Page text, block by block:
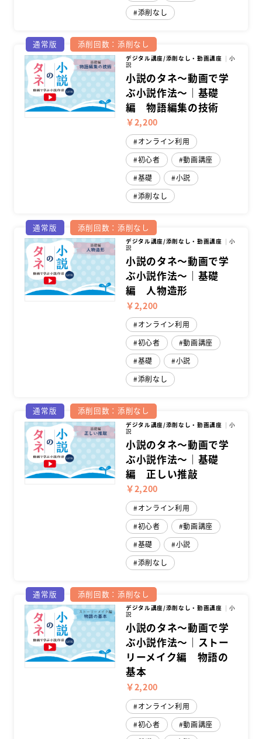
添削なし
通常版 添削回数：添削なし
デジタル講座/添削なし・動画講座 小
説
小説のタネ～動画で学
ぶ小説作法～｜基礎
編 物語編集の技術
￥2,200
オンライン利用
初心者
動画講座
基礎
小説
添削なし
通常版 添削回数：添削なし
デジタル講座/添削なし・動画講座 小
説
小説のタネ～動画で学
ぶ小説作法～｜基礎
編 人物造形
￥2,200
オンライン利用
初心者
動画講座
基礎
小説
添削なし
通常版 添削回数：添削なし
デジタル講座/添削なし・動画講座 小
説
小説のタネ～動画で学
ぶ小説作法～｜基礎
編 正しい推敲
￥2,200
オンライン利用
初心者
動画講座
基礎
小説
添削なし
通常版 添削回数：添削なし
デジタル講座/添削なし・動画講座 小
説
小説のタネ～動画で学
ぶ小説作法～｜ストー
リーメイク編 物語の
基本
￥2,200
オンライン利用
初心者
動画講座